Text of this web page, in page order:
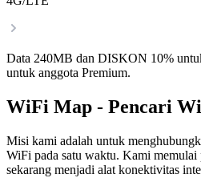
Data 240MB dan DISKON 10%
untuk anggota Premium.
WiFi Map - Pencari
Misi kami adalah untuk
WiFi pada satu waktu. Kami memulai
sekarang menjadi alat konektivitas